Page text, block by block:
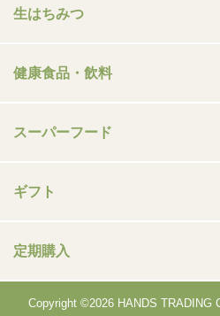
生はちみつ
健康食品・飲料
スーパーフード
ギフト
定期購入
Copyright ©2026 HANDS TRADING